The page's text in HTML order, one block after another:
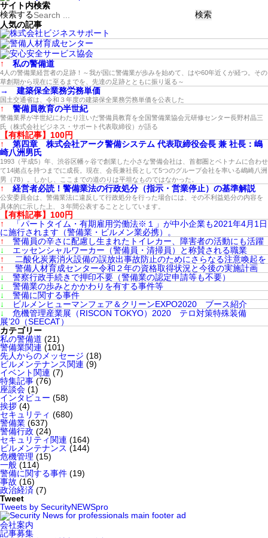
サイト内検索
検索する
人気の記事
↑ 私の警備道
4人の警備業経営者の足跡！～我が国に警備業が歩みを始めて、はや60年近くが経つ。その
草創期から現在に至るまでを、先達の足跡とともに振り返る～
→ 建築保全業務労務単価
国土交通省は、令和３年度の建築保全業務労務単価を公表した
↑ 警備員教育の半世紀
警備業界が半世紀にわたり注いだ警備員教育を全国警備業協会元研修センター長野村晶三
氏（株式会社ビジネス・サポート代表取締役）が語る
【有料記事】100円
↑
第四章 株式会社アーク警備システム 代表取締役会長 兼 社長：嶋
崎八洲男氏
1993（平成5）年、渋谷区幡ヶ谷で創業した小さな警備会社は、首都圏とベトナムに合わせ
て14拠点を持つまでに成長。現在、会長兼社長として5つのグループ会社を率いる嶋崎八洲
男（78）。しかし、ここまでの道のりは平坦なものではなかった。
↑ 経営者必読！警備業法の行政処分（指示・営業停止）の基準解説
公安委員会は、警備業法に違反して行政処分を行った場合には、その不利益処分の内容を
具体的に示した上、３年間公表することとしています。
【有料記事】100円
↑
「パートタイム・有期雇用労働法※１」が中小企業も2021年4月1日
に施行されます（警備業・ビルメン業必携）。
↑
警備員の辛さに配慮し生まれたトイレカー、障害者の活動にも活躍
↓
エッセンシャルワーカー（警備員・清掃員）と称賛される職業
↑
二酸化炭素消火設備の誤放出事故防止のためにさらなる注意喚起を
↑
警備人材育成センター令和２年の資格取得状況と今後の実施計画
↓
警察行政手続きで押印不要（警備業の認定申請等も不要）
↓
警備業の歩みとかかわりを有する事件等
↓
警備に関する事件
↓
ビルメンヒューマンフェア＆クリーンEXPO2020 ブース紹介
↓
危機管理産業展（RISCON TOKYO）2020 テロ対策特殊装備
展’20（SEECAT）
カテゴリー
私の警備道 (21)
警備業関連 (101)
先人からのメッセージ (18)
ビルメンテナンス関連 (9)
イベント関連 (7)
特集記事 (76)
座談会 (1)
インタビュー (58)
挨拶 (4)
セキュリティ (680)
警備業 (637)
警備行政 (24)
セキュリティ関連 (164)
ビルメンテナンス (144)
危機管理 (15)
一般 (114)
警備に関する事件 (19)
事故 (16)
政治経済 (7)
Tweet
Tweets by SecurityNEWSpro
会社案内
記事募集